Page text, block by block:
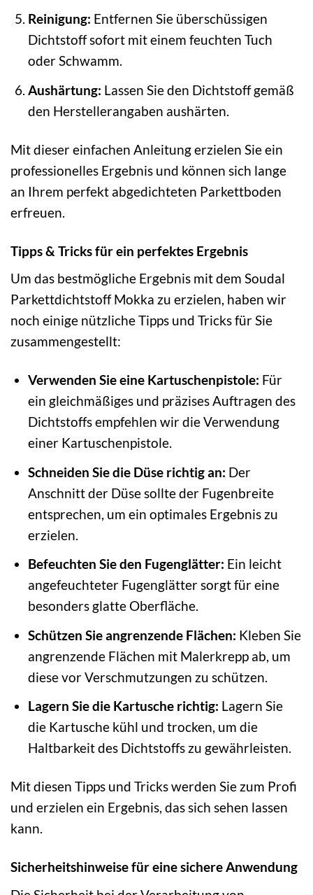
Reinigung: Entfernen Sie überschüssigen
Dichtstoff sofort mit einem feuchten Tuch
oder Schwamm.
Aushärtung: Lassen Sie den Dichtstoff gemäß
den Herstellerangaben aushärten.
Mit dieser einfachen Anleitung erzielen Sie ein
professionelles Ergebnis und können sich lange
an Ihrem perfekt abgedichteten Parkettboden
erfreuen.
Tipps & Tricks für ein perfektes Ergebnis
Um das bestmögliche Ergebnis mit dem Soudal
Parkettdichtstoff Mokka zu erzielen, haben wir
noch einige nützliche Tipps und Tricks für Sie
zusammengestellt:
Verwenden Sie eine Kartuschenpistole: Für
ein gleichmäßiges und präzises Auftragen des
Dichtstoffs empfehlen wir die Verwendung
einer Kartuschenpistole.
Schneiden Sie die Düse richtig an: Der
Anschnitt der Düse sollte der Fugenbreite
entsprechen, um ein optimales Ergebnis zu
erzielen.
Befeuchten Sie den Fugenglätter: Ein leicht
angefeuchteter Fugenglätter sorgt für eine
besonders glatte Oberfläche.
Schützen Sie angrenzende Flächen: Kleben Sie
angrenzende Flächen mit Malerkrepp ab, um
diese vor Verschmutzungen zu schützen.
Lagern Sie die Kartusche richtig: Lagern Sie
die Kartusche kühl und trocken, um die
Haltbarkeit des Dichtstoffs zu gewährleisten.
Mit diesen Tipps und Tricks werden Sie zum Profi
und erzielen ein Ergebnis, das sich sehen lassen
kann.
Sicherheitshinweise für eine sichere Anwendung